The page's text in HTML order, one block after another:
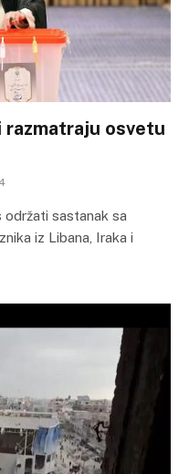
razmatraju osvetu
održati sastanak sa
iz Libana, Iraka i